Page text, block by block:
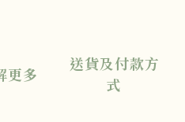
更多
送貨及付款方
式